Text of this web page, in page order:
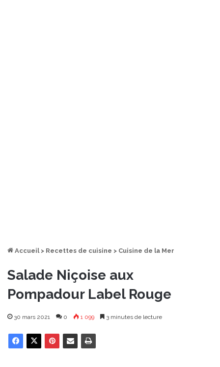
Accueil > Recettes de cuisine > Cuisine de la Mer
Salade Niçoise aux
Pompadour Label Rouge
30 mars 2021 0 1 099 3 minutes de lecture